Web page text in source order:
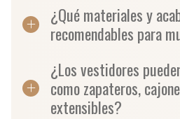
¿Qué materiales y
recomendables para
¿Los vestidores
como zapateros,
extensibles?